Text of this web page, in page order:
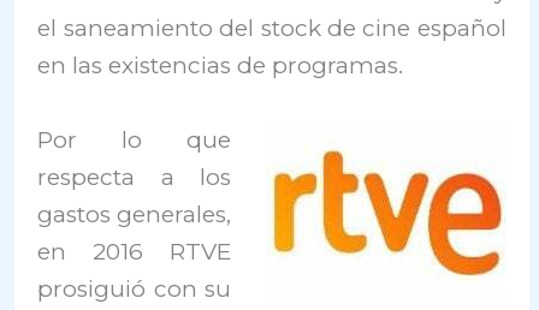
el saneamiento del stock de cine español
en las existencias de programas.
Por lo que
respecta a los
gastos generales,
en 2016 RTVE
prosiguió con su